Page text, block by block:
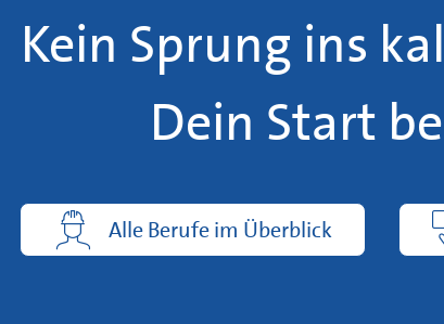
Kein Sprung ins
Dein Start
Alle Berufe im Überblick